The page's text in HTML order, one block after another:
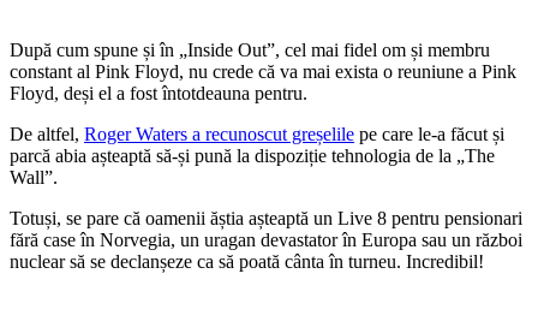
După cum spune și în „Inside Out”, cel mai fidel om și membru
constant al Pink Floyd, nu crede că va mai exista o reuniune a Pink
Floyd, deși el a fost întotdeauna pentru.
De altfel, Roger Waters a recunoscut greșelile pe care le-a făcut și
parcă abia așteaptă să-și pună la dispoziție tehnologia de la „The
Wall”.
Totuși, se pare că oamenii ăștia așteaptă un Live 8 pentru pensionari
fără case în Norvegia, un uragan devastator în Europa sau un război
nuclear să se declanșeze ca să poată cânta în turneu. Incredibil!